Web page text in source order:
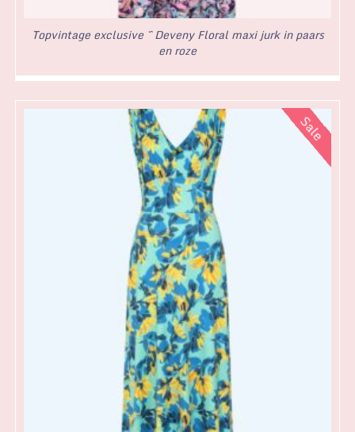
Topvintage exclusive ~ Deveny Floral maxi jurk in paars
en roze